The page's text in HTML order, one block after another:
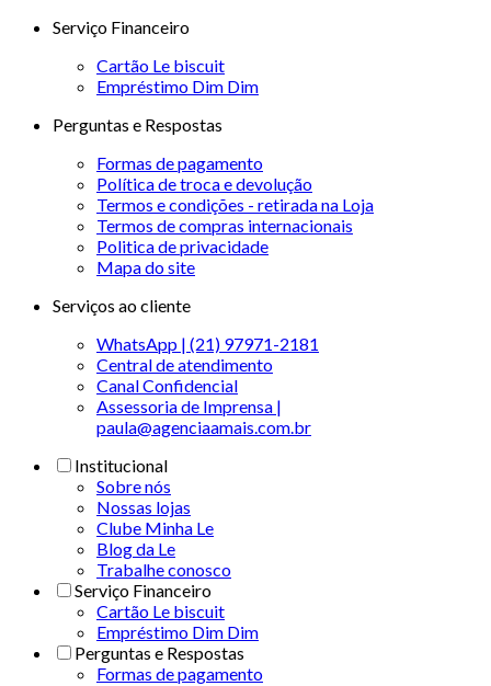
Serviço Financeiro
Cartão Le biscuit
Empréstimo Dim Dim
Perguntas e Respostas
Formas de pagamento
Política de troca e devolução
Termos e condições - retirada na Loja
Termos de compras internacionais
Politica de privacidade
Mapa do site
Serviços ao cliente
WhatsApp | (21) 97971-2181
Central de atendimento
Canal Confidencial
Assessoria de Imprensa |
paula@agenciaamais.com.br
Institucional
Sobre nós
Nossas lojas
Clube Minha Le
Blog da Le
Trabalhe conosco
Serviço Financeiro
Cartão Le biscuit
Empréstimo Dim Dim
Perguntas e Respostas
Formas de pagamento